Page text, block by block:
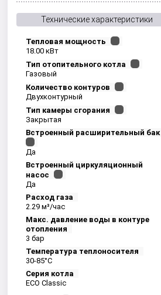
Технические характеристики
Тепловая мощность
18.00 кВт
Тип отопительного котла
Газовый
Количество контуров
Двухконтурный
Тип камеры сгорания
Закрытая
Встроенный расширительный бак
Да
Встроенный циркуляционный
насос
Да
Расход газа
2.29 м³/час
Макс. давление воды в контуре
отопления
3 бар
Температура теплоносителя
30-85°С
Серия котла
ECO Classic